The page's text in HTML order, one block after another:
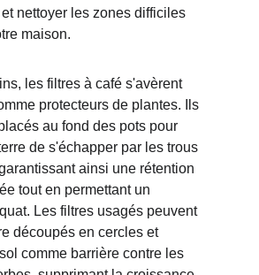
nettoyer les zones difficiles
maison.
les filtres à café s'avèrent
protecteurs de plantes. Ils
au fond des pots pour
de s'échapper par les trous
ainsi une rétention
tout en permettant un
Les filtres usagés peuvent
découpés en cercles et
comme barrière contre les